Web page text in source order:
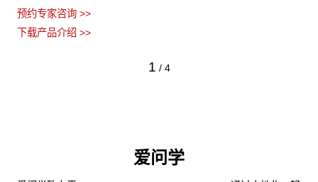
预约专家咨询 >>
下载产品介绍 >>
1 / 4
爱问学